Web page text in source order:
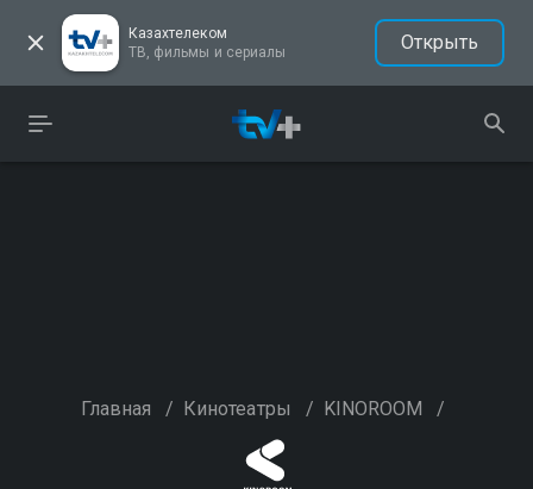
Казахтелеком
ТВ, фильмы и сериалы
Открыть
Главная / Кинотеатры / KINOROOM /